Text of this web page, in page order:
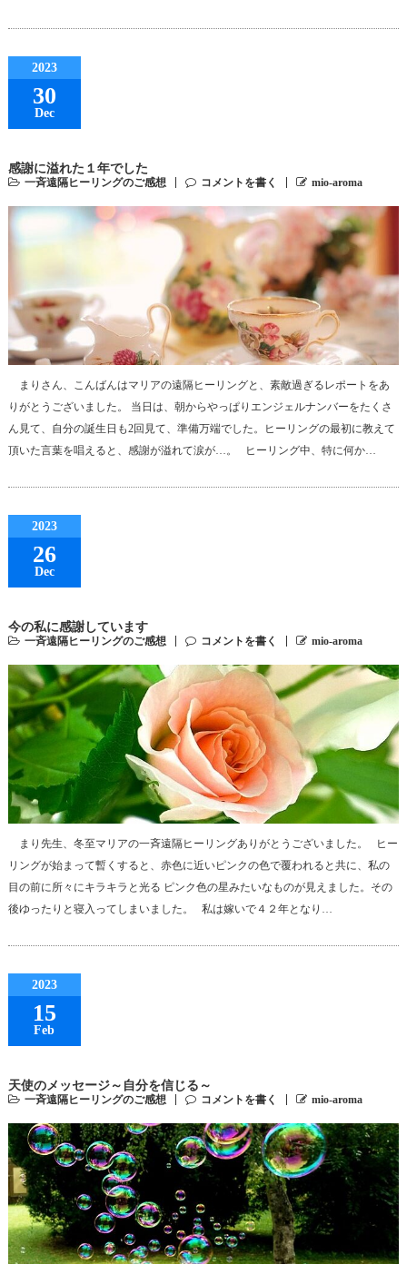
2023
30
Dec
感謝に溢れた１年でした
一斉遠隔ヒーリングのご感想 コメントを書く mio-aroma
まりさん、こんばんはマリアの遠隔ヒーリングと、素敵過ぎるレポートをあ
りがとうございました。 当日は、朝からやっぱりエンジェルナンバーをたくさ
ん見て、自分の誕生日も2回見て、準備万端でした。ヒーリングの最初に教えて
頂いた言葉を唱えると、感謝が溢れて涙が…。 ヒーリング中、特に何か…
2023
26
Dec
今の私に感謝しています
一斉遠隔ヒーリングのご感想 コメントを書く mio-aroma
まり先生、冬至マリアの一斉遠隔ヒーリングありがとうございました。 ヒー
リングが始まって暫くすると、赤色に近いピンクの色で覆われると共に、私の
目の前に所々にキラキラと光る ピンク色の星みたいなものが見えました。その
後ゆったりと寝入ってしまいました。 私は嫁いで４２年となり…
2023
15
Feb
天使のメッセージ～自分を信じる～
一斉遠隔ヒーリングのご感想 コメントを書く mio-aroma